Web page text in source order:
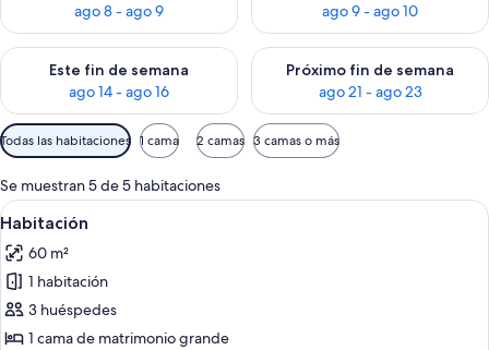
ago 8 - ago 9
ago 9 - ago 10
Este fin de semana
ago 14 - ago 16
Consulta la disponibilidad para este fin de semana, ago 14 -
Próximo fin de semana
ago 21 - ago 23
Consulta la disponibilidad
Filtros
disponibles
para
las
habitaciones
Todas las habitaciones 1 cama 2 camas 3 camas o más
Se muestran 5 de 5 habitaciones
Abrir
todas
las
fotos
de
Habitación
Una habitación de hotel con cama,
11
Habitación
60 m²
1 habitación
3 huéspedes
1 cama de matrimonio grande